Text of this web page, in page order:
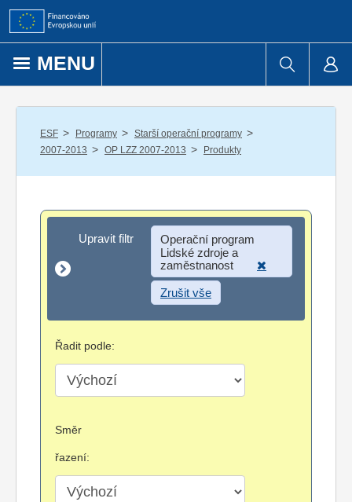
Přejít k obsahu
MENU
ESF / Programy / Starší operační programy /
2007-2013 / OP LZZ 2007-2013 / Produkty
Upravit filtr
Upravit filtr
Operační program
Lidské zdroje a
zaměstnanost
Zrušit vše
Řadit podle:
Směr
řazení: